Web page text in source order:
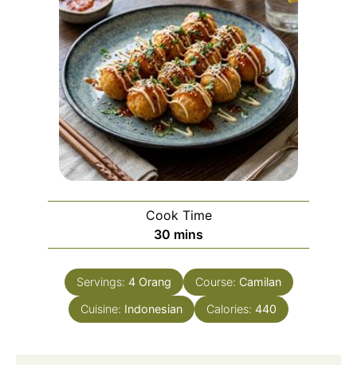
Cook Time
30 minutes
mins
Servings: 4 Orang Course: Camilan
Cuisine: Indonesian Calories: 440